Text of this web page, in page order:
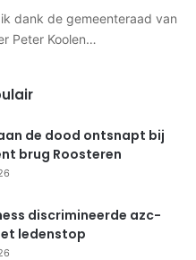
dank de gemeenteraad van
Peter Koolen…
de dood ontsnapt bij
brug Roosteren
discrimineerde azc-
ledenstop